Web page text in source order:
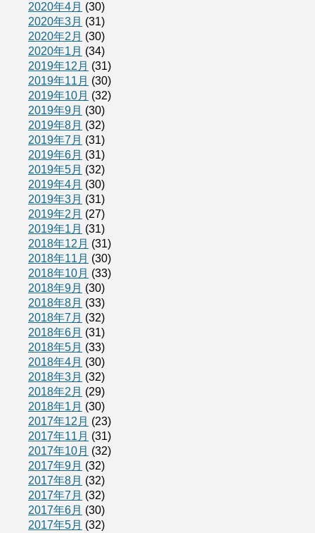
2020年4月 (30)
2020年3月 (31)
2020年2月 (30)
2020年1月 (34)
2019年12月 (31)
2019年11月 (30)
2019年10月 (32)
2019年9月 (30)
2019年8月 (32)
2019年7月 (31)
2019年6月 (31)
2019年5月 (32)
2019年4月 (30)
2019年3月 (31)
2019年2月 (27)
2019年1月 (31)
2018年12月 (31)
2018年11月 (30)
2018年10月 (33)
2018年9月 (30)
2018年8月 (33)
2018年7月 (32)
2018年6月 (31)
2018年5月 (33)
2018年4月 (30)
2018年3月 (32)
2018年2月 (29)
2018年1月 (30)
2017年12月 (23)
2017年11月 (31)
2017年10月 (32)
2017年9月 (32)
2017年8月 (32)
2017年7月 (32)
2017年6月 (30)
2017年5月 (32)